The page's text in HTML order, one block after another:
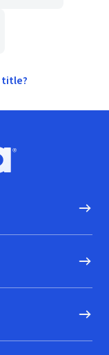
Go to homepage